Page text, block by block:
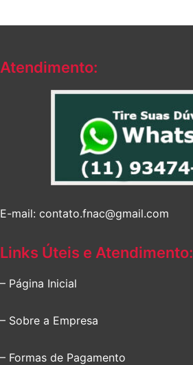
Atendimento:
E-mail: contato.fnac@gmail.com
Links Úteis e Atendimento:
– Página Inicial
– Sobre a Empresa
– Formas de Pagamento